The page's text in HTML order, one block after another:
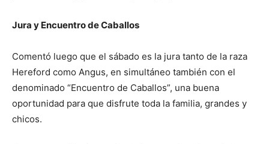
Jura y Encuentro de Caballos
Comentó luego que el sábado es la jura tanto de la raza
Hereford como Angus, en simultáneo también con el
denominado “Encuentro de Caballos”, una buena
oportunidad para que disfrute toda la familia, grandes y
chicos.